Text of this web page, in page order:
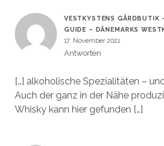
VESTKYSTENS GÅRDBUTIK
GUIDE – DÄNEMARKS
17. November 2021
Antworten
[…] alkoholische Spezialitäten –
Auch der ganz in der Nähe
Whisky kann hier gefunden […]